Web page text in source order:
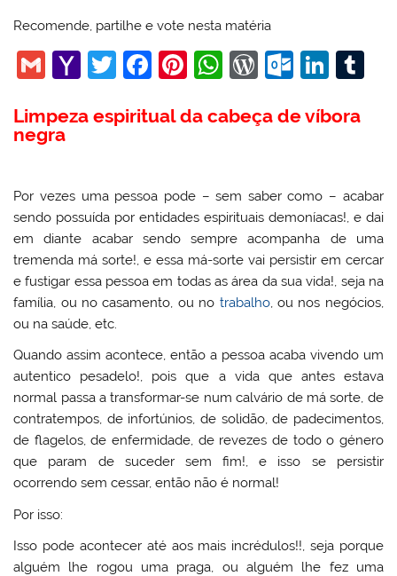
Recomende, partilhe e vote nesta matéria
G
ai
l
Y
h
M
ai
l
T
itt
F
c
o
o
k
Pi
er
W
at
p
p
W
d
ss
O
lo
c
o
m
Li
k
n
Limpeza espiritual da cabeça de víbora
negra
Por vezes uma pessoa pode – sem saber como – acabar
sendo possuída por entidades espirituais demoníacas!, e dai
em diante acabar sendo sempre acompanha de uma
tremenda má sorte!, e essa má-sorte vai persistir em cercar
e fustigar essa pessoa em todas as área da sua vida!, seja na
família, ou no casamento, ou no trabalho, ou nos negócios,
ou na saúde, etc.
Quando assim acontece, então a pessoa acaba vivendo um
autentico pesadelo!, pois que a vida que antes estava
normal passa a transformar-se num calvário de má sorte, de
contratempos, de infortúnios, de solidão, de padecimentos,
de flagelos, de enfermidade, de revezes de todo o género
que param de suceder sem fim!, e isso se persistir
ocorrendo sem cessar, então não é normal!
Por isso:
Isso pode acontecer até aos mais incrédulos!!, seja porque
alguém lhe rogou uma praga, ou alguém lhe fez uma